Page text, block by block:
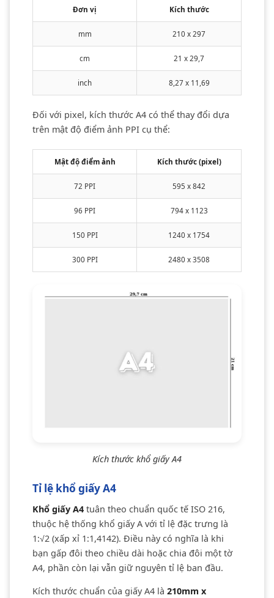
Đơn vị Kích thước
mm 210 x 297
cm 21 x 29,7
inch 8,27 x 11,69
Đối với pixel, kích thước A4 có thể thay đổi dựa
trên mật độ điểm ảnh PPI cụ thể:
Mật độ điểm ảnh Kích thước (pixel)
72 PPI 595 x 842
96 PPI 794 x 1123
150 PPI 1240 x 1754
300 PPI 2480 x 3508
Kích thước khổ giấy A4
Tỉ lệ khổ giấy A4
Khổ giấy A4 tuân theo chuẩn quốc tế ISO 216,
thuộc hệ thống khổ giấy A với tỉ lệ đặc trưng là
1:√2 (xấp xỉ 1:1,4142). Điều này có nghĩa là khi
bạn gấp đôi theo chiều dài hoặc chia đôi một tờ
A4, phần còn lại vẫn giữ nguyên tỉ lệ ban đầu.
Kích thước chuẩn của giấy A4 là 210mm x